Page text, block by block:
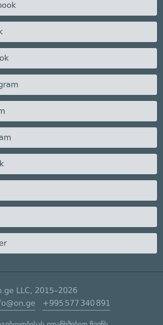
LLC, 2015–2026
+995 577 340 891